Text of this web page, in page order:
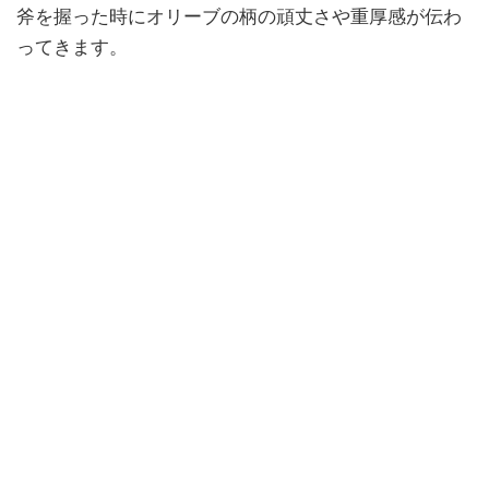
斧を握った時にオリーブの柄の頑丈さや重厚感が伝わ
ってきます。